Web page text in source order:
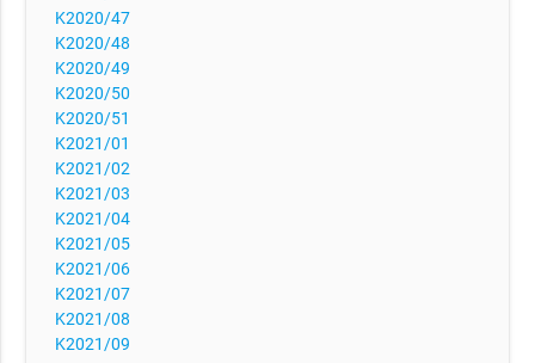
K2020/47
K2020/48
K2020/49
K2020/50
K2020/51
K2021/01
K2021/02
K2021/03
K2021/04
K2021/05
K2021/06
K2021/07
K2021/08
K2021/09